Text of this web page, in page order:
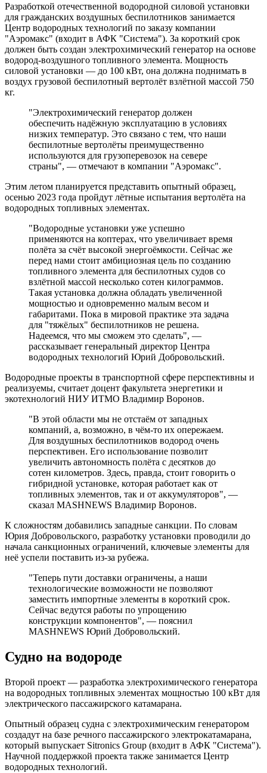
Разработкой отечественной водородной силовой установки
для гражданских воздушных беспилотников занимается
Центр водородных технологий по заказу компании
"Аэромакс" (входит в АФК "Система"). За короткий срок
должен быть создан электрохимический генератор на основе
водород-воздушного топливного элемента. Мощность
силовой установки — до 100 кВт, она должна поднимать в
воздух грузовой беспилотный вертолёт взлётной массой 750
кг.
"Электрохимический генератор должен
обеспечить надёжную эксплуатацию в условиях
низких температур. Это связано с тем, что наши
беспилотные вертолёты преимущественно
используются для грузоперевозок на севере
страны", — отмечают в компании "Аэромакс".
Этим летом планируется представить опытный образец,
осенью 2023 года пройдут лётные испытания вертолёта на
водородных топливных элементах.
"Водородные установки уже успешно
применяются на коптерах, что увеличивает время
полёта за счёт высокой энергоёмкости. Сейчас же
перед нами стоит амбициозная цель по созданию
топливного элемента для беспилотных судов со
взлётной массой несколько сотен килограммов.
Такая установка должна обладать увеличенной
мощностью и одновременно малым весом и
габаритами. Пока в мировой практике эта задача
для "тяжёлых" беспилотников не решена.
Надеемся, что мы сможем это сделать", —
рассказывает генеральный директор Центра
водородных технологий Юрий Добровольский.
Водородные проекты в транспортной сфере перспективны и
реализуемы, считает доцент факультета энергетики и
экотехнологий НИУ ИТМО Владимир Воронов.
"В этой области мы не отстаём от западных
компаний, а, возможно, в чём-то их опережаем.
Для воздушных беспилотников водород очень
перспективен. Его использование позволит
увеличить автономность полёта с десятков до
сотен километров. Здесь, правда, стоит говорить о
гибридной установке, которая работает как от
топливных элементов, так и от аккумуляторов", —
сказал MASHNEWS Владимир Воронов.
К сложностям добавились западные санкции. По словам
Юрия Добровольского, разработку установки проводили до
начала санкционных ограничений, ключевые элементы для
неё успели поставить из-за рубежа.
"Теперь пути доставки ограничены, а наши
технологические возможности не позволяют
заместить импортные элементы в короткий срок.
Сейчас ведутся работы по упрощению
конструкции компонентов", — пояснил
MASHNEWS Юрий Добровольский.
Судно на водороде
Второй проект — разработка электрохимического генератора
на водородных топливных элементах мощностью 100 кВт для
электрического пассажирского катамарана.
Опытный образец судна с электрохимическим генератором
создадут на базе речного пассажирского электрокатамарана,
который выпускает Sitronics Group (входит в АФК "Система").
Научной поддержкой проекта также занимается Центр
водородных технологий.